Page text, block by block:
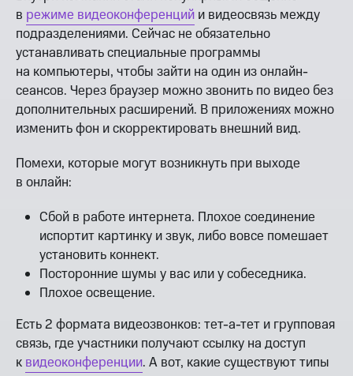
в режиме видеоконференций и видеосвязь между
подразделениями. Сейчас не обязательно
устанавливать специальные программы
на компьютеры, чтобы зайти на один из онлайн-
сеансов. Через браузер можно звонить по видео без
дополнительных расширений. В приложениях можно
изменить фон и скорректировать внешний вид.
Помехи, которые могут возникнуть при выходе
в онлайн:
Сбой в работе интернета. Плохое соединение
испортит картинку и звук, либо вовсе помешает
установить коннект.
Посторонние шумы у вас или у собеседника.
Плохое освещение.
Есть 2 формата видеозвонков: тет-а-тет и групповая
связь, где участники получают ссылку на доступ
к видеоконференции. А вот, какие существуют типы